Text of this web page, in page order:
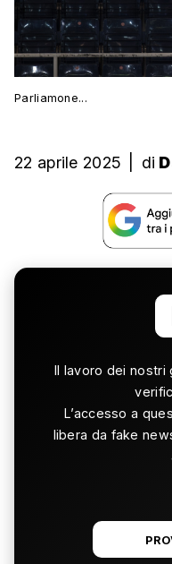
Parliamone...
22 aprile 2025 di
Il lavoro dei nostri
L’accesso a
libera da fake